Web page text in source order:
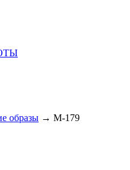
образы → M-179